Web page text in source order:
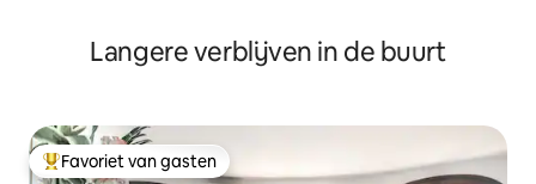
Langere verblijven in de buurt
Topfavoriet van gasten
Favoriet van gasten